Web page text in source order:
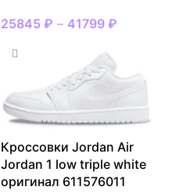
25845 ₽ – 41799 ₽
Кроссовки Jordan Air
Jordan 1 low triple white
оригинал 611576011